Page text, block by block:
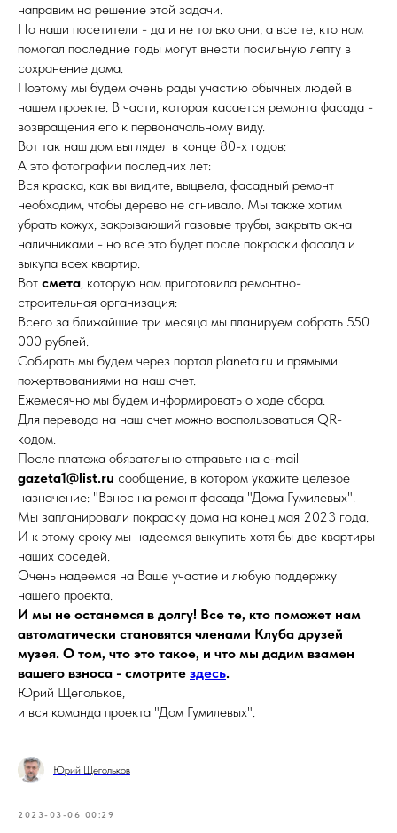
направим на решение этой задачи.
Но наши посетители - да и не только они, а все те, кто нам
помогал последние годы могут внести посильную лепту в
сохранение дома.
Поэтому мы будем очень рады участию обычных людей в
нашем проекте. В части, которая касается ремонта фасада -
возвращения его к первоначальному виду.
Вот так наш дом выглядел в конце 80-х годов:
А это фотографии последних лет:
Вся краска, как вы видите, выцвела, фасадный ремонт
необходим, чтобы дерево не сгнивало. Мы также хотим
убрать кожух, закрываюший газовые трубы, закрыть окна
наличниками - но все это будет после покраски фасада и
выкупа всех квартир.
Вот смета, которую нам приготовила ремонтно-
строительная организация:
Всего за ближайшие три месяца мы планируем собрать 550
000 рублей.
Собирать мы будем через портал planeta.ru и прямыми
пожертвованиями на наш счет.
Ежемесячно мы будем информировать о ходе сбора.
Для перевода на наш счет можно воспользоваться QR-
кодом.
После платежа обязательно отправьте на e-mail
gazeta1@list.ru сообщение, в котором укажите целевое
назначение: "Взнос на ремонт фасада "Дома Гумилевых".
Мы запланировали покраску дома на конец мая 2023 года.
И к этому сроку мы надеемся выкупить хотя бы две квартиры
наших соседей.
Очень надеемся на Ваше участие и любую поддержку
нашего проекта.
И мы не останемся в долгу! Все те, кто поможет нам
автоматически становятся членами Клуба друзей
музея. О том, что это такое, и что мы дадим взамен
вашего взноса - смотрите здесь.
Юрий Щегольков,
и вся команда проекта "Дом Гумилевых".
Юрий Щегольков
2023-03-06 00:29